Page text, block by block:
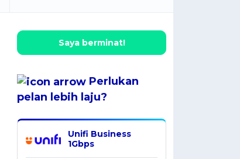
Saya berminat!
Perlukan
pelan lebih laju?
Unifi Business
1Gbps